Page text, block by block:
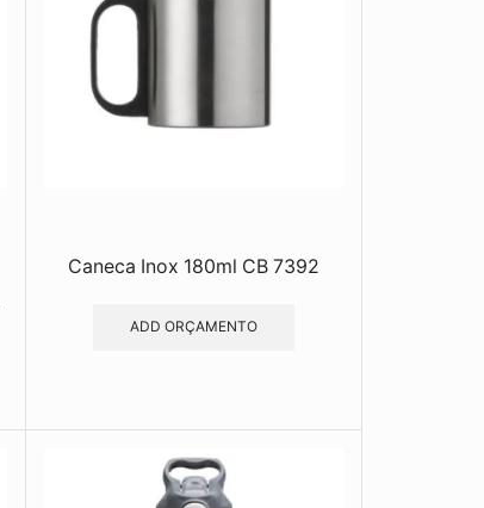
Caneca Inox 180ml CB 7392
ADD ORÇAMENTO